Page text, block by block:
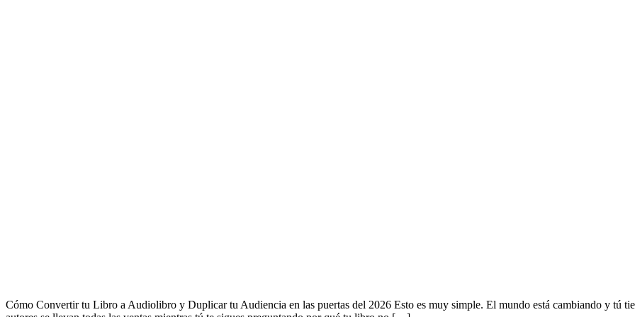
Cómo Convertir tu Libro a Audiolibro y Duplicar tu Audiencia en las puertas del 2026 Esto es muy simple. El mundo está cambiando y tú